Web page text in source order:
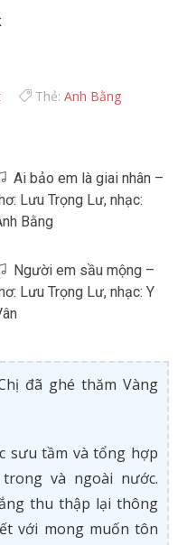
Thẻ: Anh Bằng
Ai bảo em là giai nhân –
Lưu Trọng Lư, nhạc:
Bằng
Người em sầu mộng –
Lưu Trọng Lư, nhạc: Y
đã ghé thăm Vàng
sưu tầm và tổng hợp
và ngoài nước.
thu thập lại thông
với mong muốn tôn